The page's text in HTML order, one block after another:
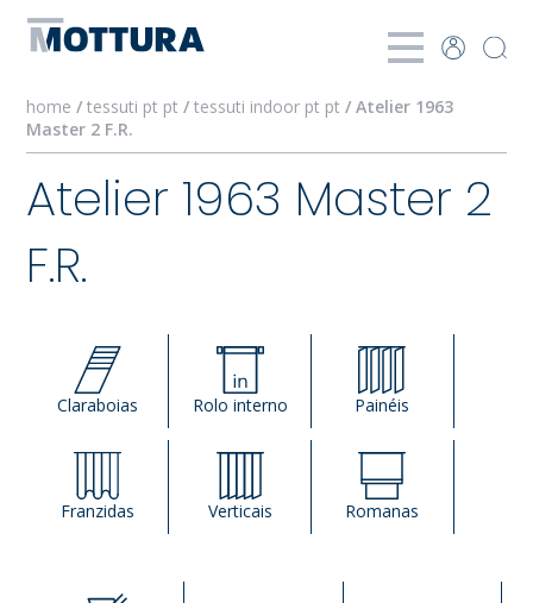
home /tessuti pt pt /tessuti indoor pt pt / Atelier 1963
Master 2 F.R.
Atelier 1963 Master 2
F.R.
Claraboias Rolo interno Painéis
Franzidas Verticais Romanas